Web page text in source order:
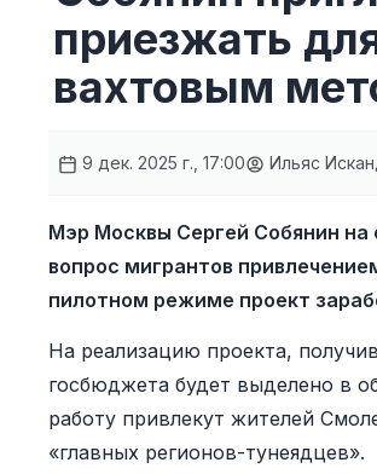
приезжать
вахтовым
9 дек. 2025 г., 17:00 Ильяс
Мэр Москвы Сергей Собянин
вопрос мигрантов
пилотном режиме проект
На реализацию проекта,
госбюджета будет выделено в
работу привлекут жителей
«главных регионов-тунеядцев».